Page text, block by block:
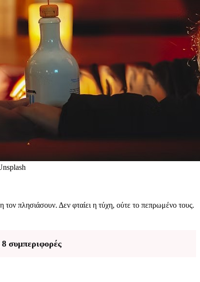
τον πλησιάσουν. Δεν φταίει η τύχη, ούτε το πεπρωμένο τους.
8 συμπεριφορές